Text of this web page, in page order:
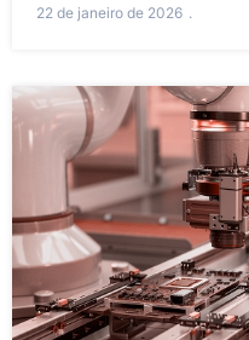
22 de janeiro de 2026